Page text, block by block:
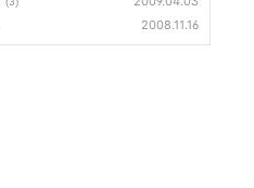
2008.11.16